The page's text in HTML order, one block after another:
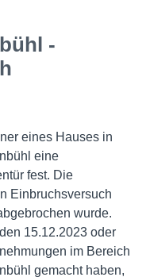
-
eines Hauses in
eine
fest. Die
Einbruchsversuch
wurde.
15.12.2023 oder
im Bereich
gemacht haben,